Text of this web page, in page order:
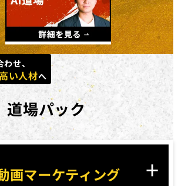
せ、
い人材へ
道場パック
画マーケティング